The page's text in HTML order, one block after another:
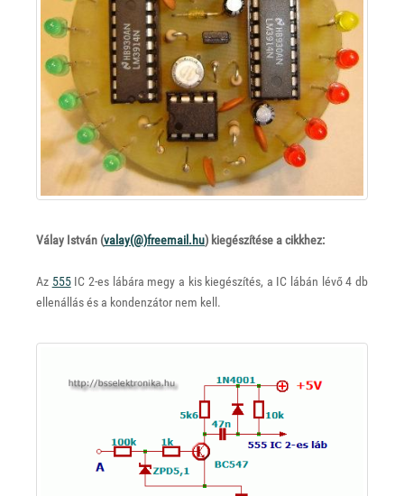
Válay István (valay(@)freemail.hu) kiegészítése a cikkhez:
Az 555IC 2-es lábára megy a kis kiegészítés, a IC lábán lévő 4 db
ellenállás és a kondenzátor nem kell.